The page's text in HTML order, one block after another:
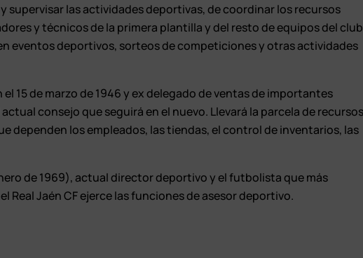
supervisar las actividades deportivas, de coordinar los recursos
y técnicos de la primera plantilla y del resto de equipos del club
eventos deportivos, sorteos de competiciones y otras actividades
15 de marzo de 1946 y ex delegado de ventas de importantes
consejo que seguirá en el nuevo. Llevará la parcela de
dependen los empleados, las tiendas, el control de inventarios, las
de 1969), actual director deportivo y el futbolista que más
Real Jaén CF ejerce las funciones de asesor deportivo.